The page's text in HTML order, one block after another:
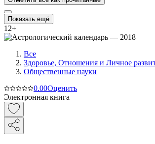
Показать ещё
12+
Все
Здоровье, Отношения и Личное
Общественные науки
0.00Оценить
Электронная книга